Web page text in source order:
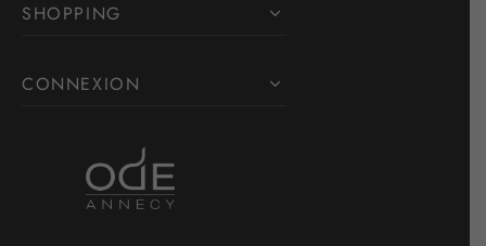
SHOPPING
CONNEXION